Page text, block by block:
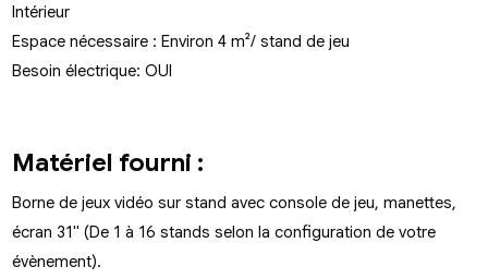
Intérieur
Espace nécessaire : Environ 4 m²/ stand de jeu
Besoin électrique: OUI
Matériel fourni :
Borne de jeux vidéo sur stand avec console de jeu, manettes,
écran 31" (De 1 à 16 stands selon la configuration de votre
évènement).